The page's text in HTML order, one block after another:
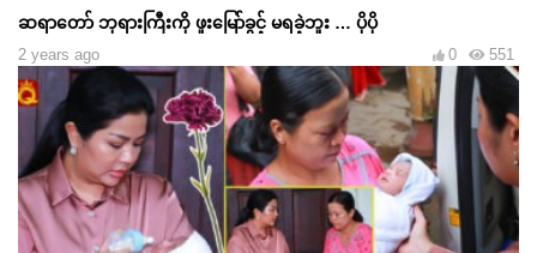
ဆရာတော် ဘုရားကြီးကို ဖူးမြော်ခွင့် မရခဲ့ဘူး … ပိုပို
2 years ago 551
0